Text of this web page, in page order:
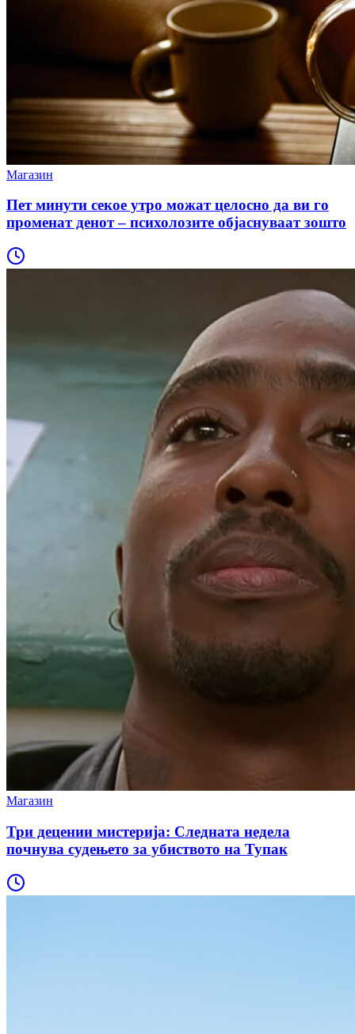
Магазин
Пет минути секое утро можат целосно да ви го
променат денот – психолозите објаснуваат зошто
Магазин
Три децении мистерија: Следната недела
почнува судењето за убиството на Тупак